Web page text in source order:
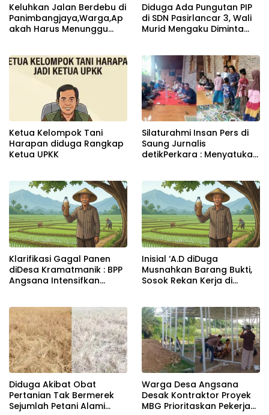
Keluhkan Jalan Berdebu di
Panimbangjaya,Warga,Ap
akah Harus Menunggu
Diduga Ada Pungutan PIP
di SDN Pasirlancar 3, Wali
Murid Mengaku Diminta
Ketua Kelompok Tani
Harapan diduga Rangkap
Ketua UPKK
Silaturahmi Insan Pers di
Saung Jurnalis
detikPerkara : Menyatukan
Yatim
Klarifikasi Gagal Panen
diDesa Kramatmanik : BPP
Angsana Intensifkan
Inisial ‘A.D diDuga
Musnahkan Barang Bukti,
Sosok Rekan Kerja di
Diduga Akibat Obat
Pertanian Tak Bermerek
Sejumlah Petani Alami
Warga Desa Angsana
Desak Kontraktor Proyek
MBG Prioritaskan Pekerja